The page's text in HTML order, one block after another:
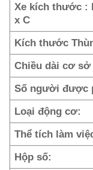
Xe kích thước :
x C
Kích thước
Chiều dài cơ sở
Số người được
Loại động cơ:
Thể tích làm
Hộp số: